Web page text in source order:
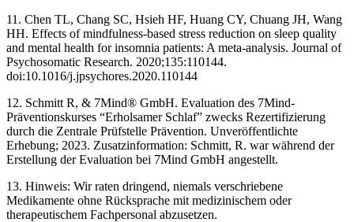
11. Chen TL, Chang SC, Hsieh HF, Huang CY, Chuang JH, Wang
HH. Effects of mindfulness-based stress reduction on sleep quality
and mental health for insomnia patients: A meta-analysis. Journal of
Psychosomatic Research. 2020;135:110144.
doi:10.1016/j.jpsychores.2020.110144
12. Schmitt R, & 7Mind® GmbH. Evaluation des 7Mind-
Präventionskurses “Erholsamer Schlaf” zwecks Rezertifizierung
durch die Zentrale Prüfstelle Prävention. Unveröffentlichte
Erhebung; 2023. Zusatzinformation: Schmitt, R. war während der
Erstellung der Evaluation bei 7Mind GmbH angestellt.
13. Hinweis: Wir raten dringend, niemals verschriebene
Medikamente ohne Rücksprache mit medizinischem oder
therapeutischem Fachpersonal abzusetzen.